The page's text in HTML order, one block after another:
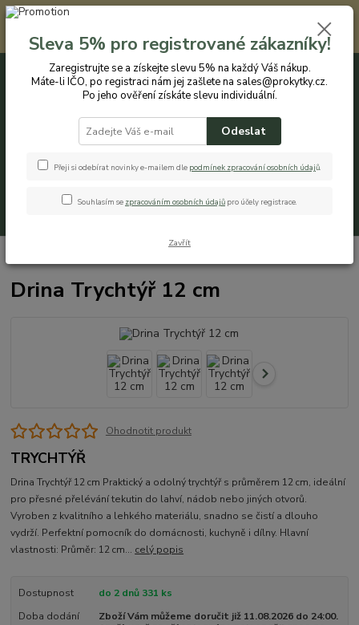
Registrovaným zákazníkům nabízíme slevu 5% na každý nákup. Máte-li
IČO, po registraci nám jej zašlete na sales@prokytky.cz. Po jeho ověření
získáte slevu individuální. Přejít na registraci →
CZK
+420 774 544 973 0ks
Drina Trychtýř 12 cm
Ohodnotit produkt
TRYCHTÝŘ
Drina Trychtýř 12 cm Praktický a odolný trychtýř s průměrem 12 cm, ideální
pro přesné přelévání tekutin do lahví, nádob nebo jiných otvorů.
Vyroben z kvalitního a lehkého materiálu, snadno se čistí a dlouho
vydrží. Perfektní pomocník do domácnosti, kuchyně i dílny. Hlavní
vlastnosti: Průměr: 12 cm... celý popis
Dostupnost
do 2 dnů 331 ks
Doba dodání
Zboží Vám můžeme doručit již 11.08.2026 do 24:00.
Sleva 5% pro registrované zákazníky!
Zaregistrujte se a získejte slevu 5% na každý Váš nákup.
Máte-li IČO, po registraci nám jej zašlete na sales@prokytky.cz.
Po jeho ověření získáte slevu individuální.
Odeslat
Přeji si odebírat novinky e-mailem dle podmínek zpracování osobních údajů.
Souhlasím se zpracováním osobních údajů pro účely registrace.
Zavřít